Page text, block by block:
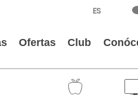
Ofertas Club